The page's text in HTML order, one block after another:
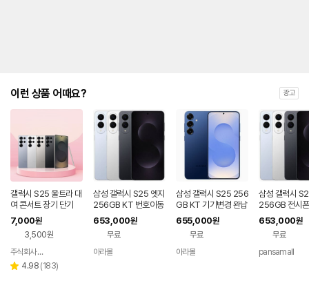
는
대
략
인
을
안
내
를
나
타
는
표
이런 상품 어때요? 광고
갤럭시 S25 울트라 대
여 콘서트 장기 단기
7,000원
3,500원
페이
주식회사 폰빌리지
별 4.98 리
(183)
삼성 갤럭시 S25 엣지
256GB KT 번호이동
완납 80요금제
653,000원
무료
아라몰
삼성 갤럭시 S25 256
GB KT 기기변경 완납
655,000원
무료
아라몰
삼성 갤럭시
256GB 전시
호이동 완납
653,000원
무료
pansamall